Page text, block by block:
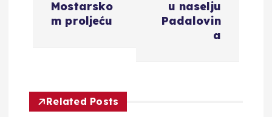
c
Mostarsko
m proljeću
u naselju
Padalovin
a
Related Posts